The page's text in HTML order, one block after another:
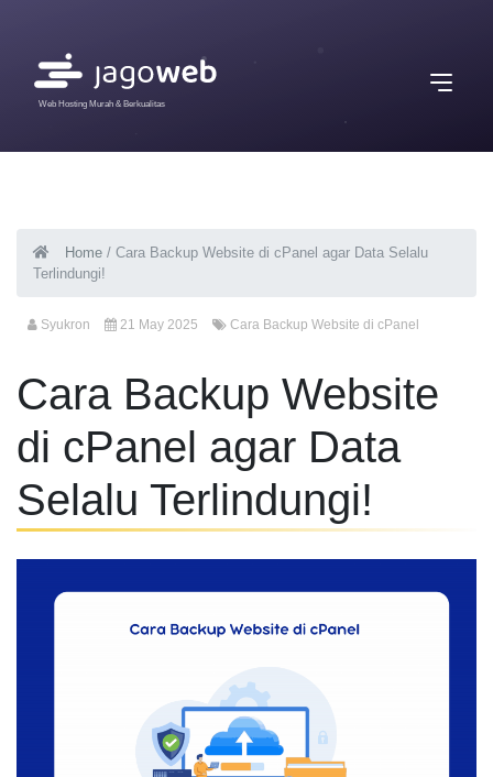
Web Hosting Murah & Berkualitas
Home / Cara Backup Website di cPanel agar Data Selalu
Terlindungi!
Syukron 21 May 2025 Cara Backup Website di cPanel
Cara Backup Website
di cPanel agar Data
Selalu Terlindungi!